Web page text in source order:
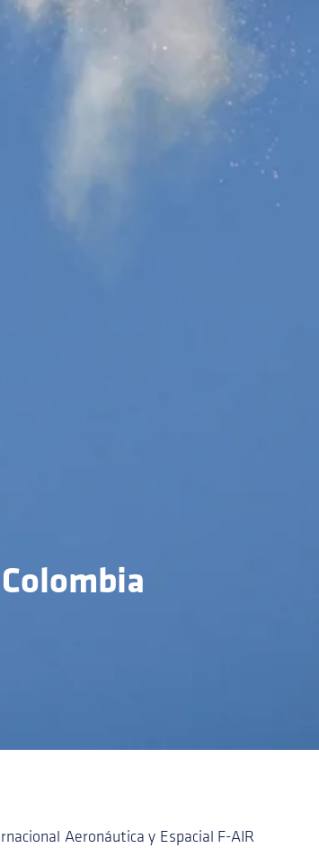
Aeronáutica y Espacial F-AIR